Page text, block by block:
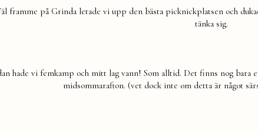
framme på Grinda letade vi upp den bästa picknickplatsen och
tänka sig.
hade vi femkamp och mitt lag vann! Som alltid. Det finns nog bara
midsommarafton. (vet dock inte om detta är något